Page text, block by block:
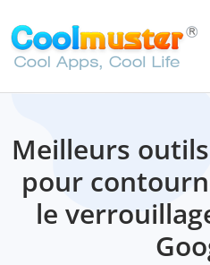
Meilleurs
pour
le